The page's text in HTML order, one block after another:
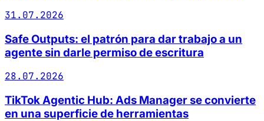
31.07.2026
Safe Outputs: el patrón para dar trabajo a un
agente sin darle permiso de escritura
28.07.2026
TikTok Agentic Hub: Ads Manager se convierte
en una superficie de herramientas